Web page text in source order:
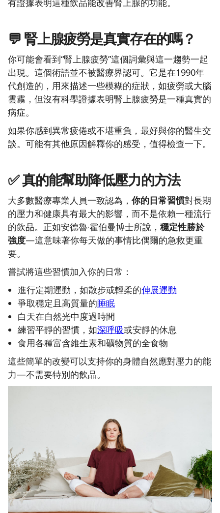
有證據表明這種飲品能改善腎上腺的功能。
💬 腎上腺疲勞是真實存在的嗎？
你可能會看到“腎上腺疲勞”這個詞彙與這一趨勢一起
出現。這個術語並不被醫療界認可。它是在1990年
代創造的，用來描述一些模糊的症狀，如疲勞或大腦
雲霧，但沒有科學證據表明腎上腺疲勞是一種真實的
病症。
如果你感到異常疲倦或不堪重負，最好與你的醫生交
談。可能有其他原因解釋你的感受，值得檢查一下。
✅ 真的能幫助降低壓力的方法
大多數醫療專業人員一致認為，你的日常習慣對長期
的壓力和健康具有最大的影響，而不是依賴一種流行
的飲品。正如安德魯·霍伯曼博士所說， 穩定性勝於
強度—這意味著你每天做的事情比偶爾的急救更重
要。
嘗試將這些習慣加入你的日常：
進行定期運動，如散步或輕柔的伸展運動
爭取穩定且高質量的睡眠
白天在自然光中度過時間
練習平靜的習慣，如深呼吸或安靜的休息
食用各種富含維生素和礦物質的全食物
這些簡單的改變可以支持你的身體自然應對壓力的能
力—不需要特別的飲品。